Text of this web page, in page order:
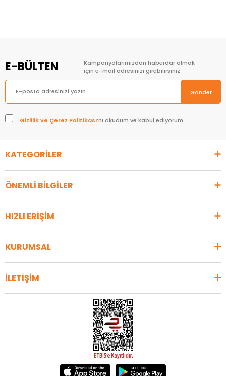
E-BÜLTEN
Kampanyalarımızdan haberdar olmak
için e-mail adresinizi girebilirsiniz.
Gönder
Gizlilik ve Çerez Politikası’nı okudum ve kabul ediyorum.
KATEGORİLER
ÖNEMLİ BİLGİLER
HIZLI ERİŞİM
KURUMSAL
İLETİŞİM